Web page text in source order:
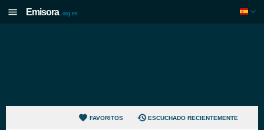
Emisora .org.es
FAVORITOS ESCUCHADO RECIENTEMENTE